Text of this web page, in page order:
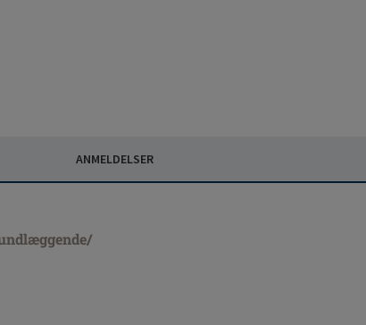
ANMELDELSER